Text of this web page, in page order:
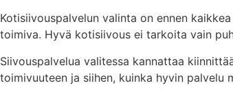
Kotisiivouspalvelun valinta on ennen
toimiva. Hyvä kotisiivous ei tarkoita vain
Siivouspalvelua valitessa kannattaa
toimivuuteen ja siihen, kuinka hyvin palvelu